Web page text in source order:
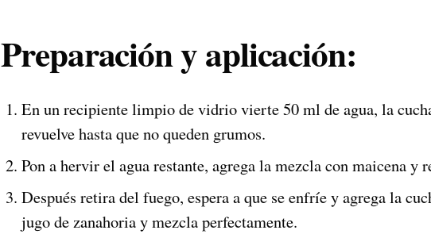
Preparación y aplicación:
En un recipiente limpio de vidrio vierte 50 ml de agua, la
revuelve hasta que no queden grumos.
Pon a hervir el agua restante, agrega la mezcla con maicena y
Después retira del fuego, espera a que se enfríe y agrega la
jugo de zanahoria y mezcla perfectamente.